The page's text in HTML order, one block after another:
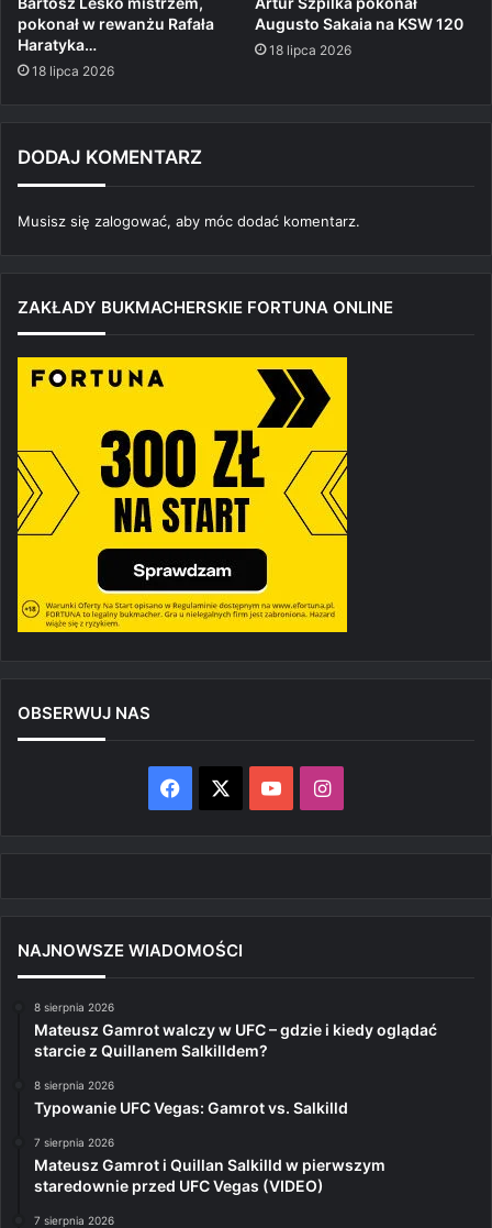
pokonał w rewanżu Rafała
Haratyka…
18 lipca 2026
Augusto Sakaia na KSW 120
18 lipca 2026
DODAJ KOMENTARZ
Musisz się zalogować, aby móc dodać komentarz.
ZAKŁADY BUKMACHERSKIE FORTUNA ONLINE
OBSERWUJ NAS
Facebook YouTubeInstagram
NAJNOWSZE WIADOMOŚCI
8 sierpnia 2026
Mateusz Gamrot walczy w UFC – gdzie i kiedy oglądać
starcie z Quillanem Salkilldem?
8 sierpnia 2026
Typowanie UFC Vegas: Gamrot vs. Salkilld
7 sierpnia 2026
Mateusz Gamrot i Quillan Salkilld w pierwszym
staredownie przed UFC Vegas (VIDEO)
7 sierpnia 2026